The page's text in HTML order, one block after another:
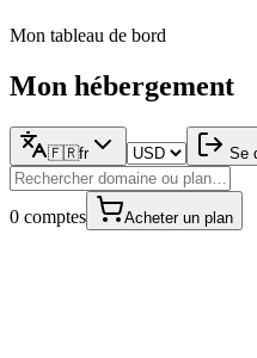
Mon tableau de bord
Mon hébergement
🇫🇷fr Se
0 comptes Acheter un plan